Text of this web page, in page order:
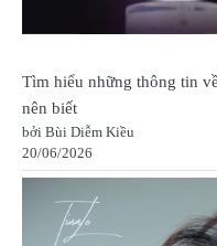
Tìm hiểu những thông tin
nên biết
bởi Bùi Diễm Kiều
20/06/2026